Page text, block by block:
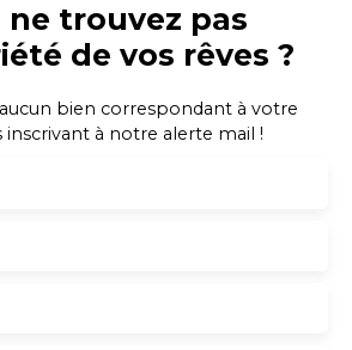
ne trouvez pas
de vos rêves ?
bien correspondant à votre
à notre alerte mail !